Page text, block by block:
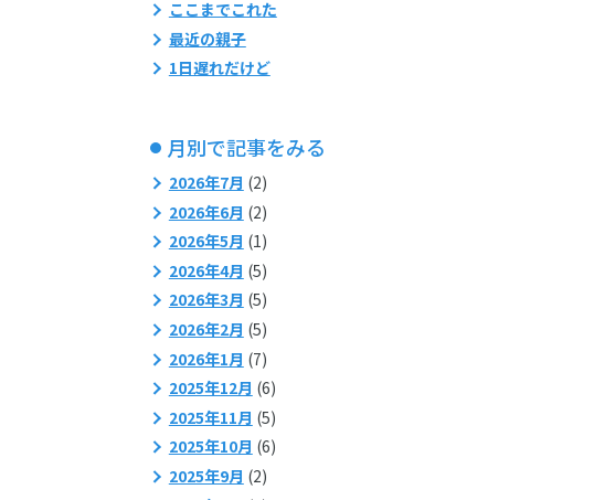
ここまでこれた
最近の親子
1日遅れだけど
月別で記事をみる
2026年7月 (2)
2026年6月 (2)
2026年5月 (1)
2026年4月 (5)
2026年3月 (5)
2026年2月 (5)
2026年1月 (7)
2025年12月 (6)
2025年11月 (5)
2025年10月 (6)
2025年9月 (2)